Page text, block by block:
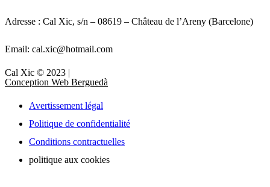
Adresse : Cal Xic, s/n – 08619 – Château de l’Areny (Barcelone)
Email: cal.xic@hotmail.com
Cal Xic © 2023 |
Conception Web Berguedà
Avertissement légal
Politique de confidentialité
Conditions contractuelles
politique aux cookies